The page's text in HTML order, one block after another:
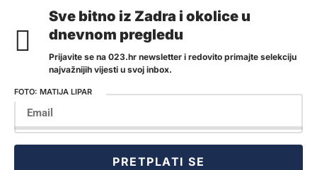
MATIJA LIPAR
Sve bitno iz Zadra i okolice u
dnevnom pregledu
Prijavite se na 023.hr newsletter i redovito primajte selekciju
najvažnijih vijesti u svoj inbox.
PRETPLATI SE